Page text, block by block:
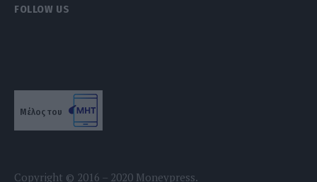
FOLLOW US
Μέλος του
Copyright © 2016 – 2020 Moneypress.